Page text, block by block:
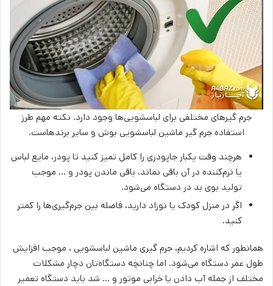
جرم گیرهای مختلفی برای لباسشویی‌ها وجود دارد. نکته مهم طرز
استفاده جرم گیر ماشین لباسشویی بوش و سایر برندهاست.
هرچند وقت یکبار جاپودری را کامل تمیز کنید تا پودر، مایع لباس
یا نرم‌کننده در آن باقی نماند. باقی ماندن پودر و … موجب
تولید بوی بد در دستگاه می‌شود.
اگر در منزل کودک یا نوزاد دارید، فاصله بین جرم‌گیری‌ها را کمتر
کنید.
همانطور که اشاره کردیم، جرم گیری ماشین لباسشویی ، موجب افزایش
طول عمر دستگاه می‌شود. اما چنانچه دستگاه‌تان دچار مشکلات
مختلف از جمله آب دادن یا خرابی موتور و … شد باید دستگاه تعمیر